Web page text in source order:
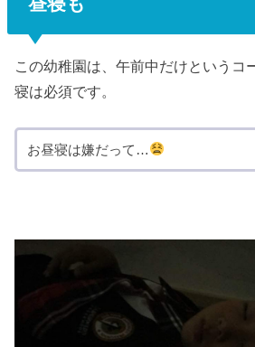
この幼稚園は、午前中だけというコ
寝は必須です。
お昼寝は嫌だって…